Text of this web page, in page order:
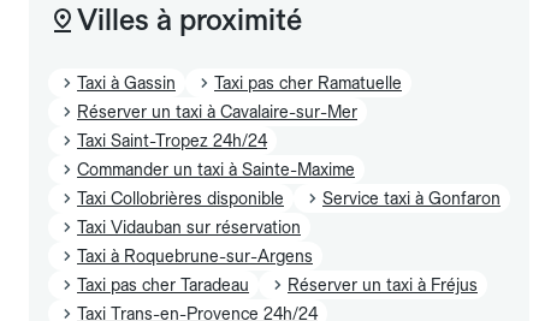
Villes à proximité
Taxi à Gassin
Taxi pas cher Ramatuelle
Réserver un taxi à Cavalaire-sur-Mer
Taxi Saint-Tropez 24h/24
Commander un taxi à Sainte-Maxime
Taxi Collobrières disponible
Service taxi à Gonfaron
Taxi Vidauban sur réservation
Taxi à Roquebrune-sur-Argens
Taxi pas cher Taradeau
Réserver un taxi à Fréjus
Taxi Trans-en-Provence 24h/24